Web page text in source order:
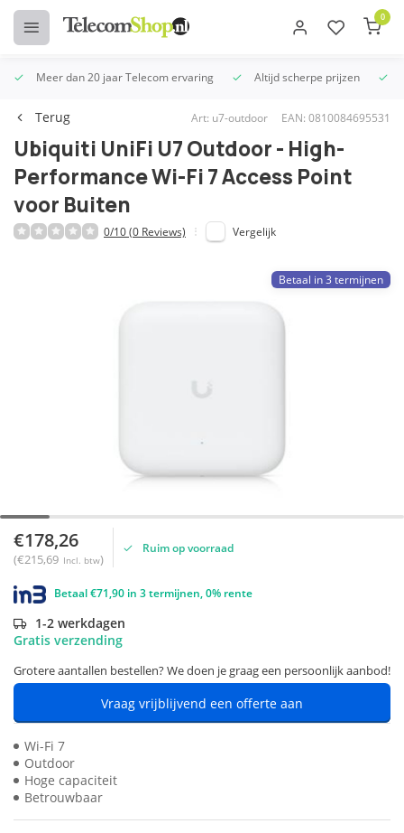
0
Meer dan 20 jaar Telecom ervaring Altijd scherpe prijzen
Terug Art: u7-outdoor EAN: 0810084695531
Ubiquiti UniFi U7 Outdoor - High-
Performance Wi-Fi 7 Access Point
voor Buiten
0/10 (0 Reviews) Vergelijk
Betaal in 3 termijnen
€178,26
(€215,69 Incl. btw)
Ruim op voorraad
Betaal €71,90 in 3 termijnen, 0% rente
1-2 werkdagen
Gratis verzending
Grotere aantallen bestellen? We doen je graag een persoonlijk aanbod!
Vraag vrijblijvend een offerte aan
Wi-Fi 7
Outdoor
Hoge capaciteit
Betrouwbaar